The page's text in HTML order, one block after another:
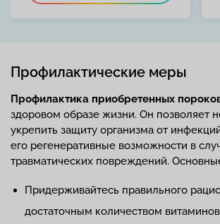
Профилактические меры
Профилактика приобретенных
здоровом образе жизни. Он позволяет
укрепить защиту организма от
его регенеративные возможности в
травматических повреждений.
Придерживайтесь правильного
достаточным количеством